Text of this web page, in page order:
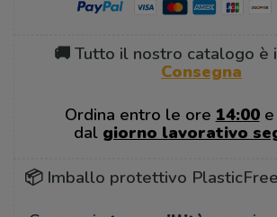
🚚 Tutto il nostro catalogo è
Consegna
Ordina entro le ore 14:00e
dal giorno lavorativo
📦 Imballo protettivo